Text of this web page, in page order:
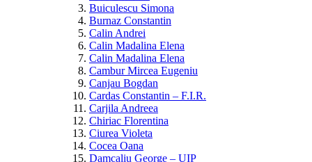
Buiculescu Simona
Burnaz Constantin
Calin Andrei
Calin Madalina Elena
Calin Madalina Elena
Cambur Mircea Eugeniu
Canjau Bogdan
Cardas Constantin – F.I.R.
Carjila Andreea
Chiriac Florentina
Ciurea Violeta
Cocea Oana
Damcaliu George – UIP